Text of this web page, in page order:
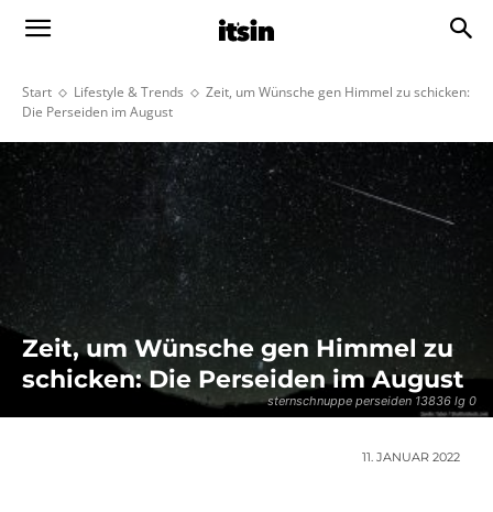
Start Lifestyle & Trends
Zeit, um Wünsche gen Himmel zu schicken:
Die Perseiden im August
sternschnuppe perseiden 13836 lg 0
Zeit, um Wünsche gen Himmel zu
schicken: Die Perseiden im August
11. JANUAR 2022